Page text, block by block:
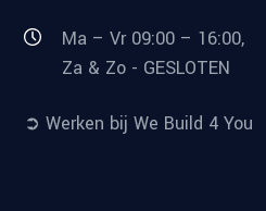
Ma – Vr 09:00 – 16:00,
Za & Zo - GESLOTEN
➲ Werken bij We Build 4 You